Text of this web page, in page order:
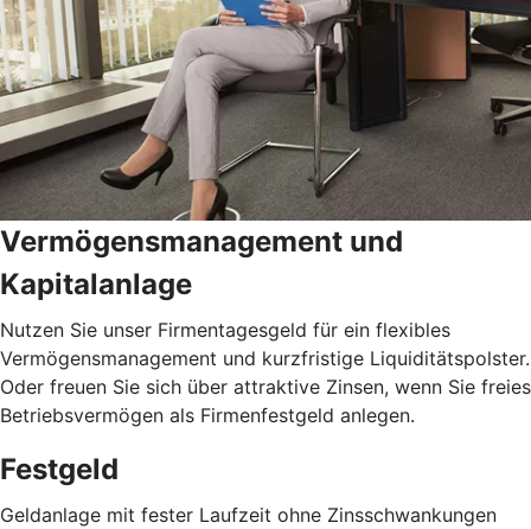
Vermögensmanagement und
Kapitalanlage
Nutzen Sie unser Firmentagesgeld für ein flexibles
Vermögensmanagement und kurzfristige Liquiditätspolster.
Oder freuen Sie sich über attraktive Zinsen, wenn Sie freies
Betriebsvermögen als Firmenfestgeld anlegen.
Festgeld
Geldanlage mit fester Laufzeit ohne Zinsschwankungen